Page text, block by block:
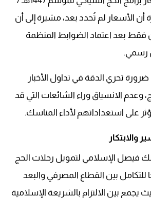
أن الأسعار لم تُحدد بعد، مشيرة إلى أن
فقط بعد اعتماد الضوابط المنظمة
رسمي.
تحري الدقة في تداول الأخبار
وعدم الانسياق وراء الشائعات التي قد
على استعداداتهم لأداء المناسك.
بنك فيصل الإسلامي لتمويل رحلات الحج
للتكامل بين القطاع المصرفي والبعد
يجمع بين الالتزام بالشريعة الإسلامية